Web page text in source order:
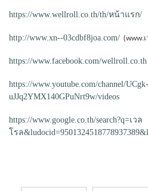
https://www.wellroll.co.th/th/หน้าแรก/
http://www.xn--03cdbf8joa.com/ (www.
https://www.facebook.com/wellroll.co.th
https://www.youtube.com/channel/UCgk-
uJJq2YMX140GPuNrt9w/videos
https://www.google.co.th/search?q=เวล
โรล